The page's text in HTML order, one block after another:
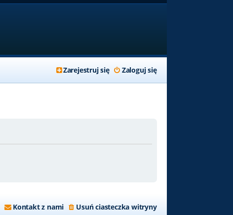
Zaloguj się
Zarejestruj się
Usuń ciasteczka witryny
Kontakt z nami